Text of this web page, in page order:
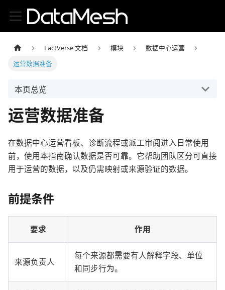
FactVerse 文档 模块
数据中心运营
运营数据准备
本页总览
运营数据准备
在数据中心运营看板、诊断流程或派工审阅进入日常使用
前，使用本指南确认数据是否可靠。它帮助团队区分可直接
用于运营的数据，以及仍需映射或来源验证的数据。
前提条件
要求 作用
来源负责人
每个来源都需要有人解释字段、单位
和同步行为。